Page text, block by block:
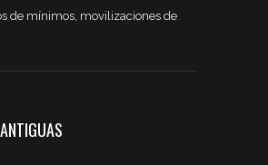
de mínimos, movilizaciones de